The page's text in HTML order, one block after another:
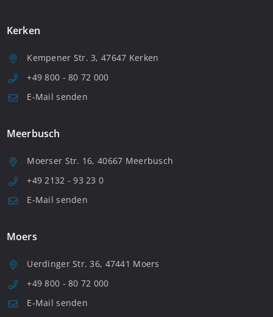
Kerken
Kempener Str. 3, 47647 Kerken
+49 800 - 80 72 000
E-Mail senden
Meerbusch
Moerser Str. 16, 40667 Meerbusch
+49 2132 - 93 23 0
E-Mail senden
Moers
Uerdinger Str. 36, 47441 Moers
+49 800 - 80 72 000
E-Mail senden